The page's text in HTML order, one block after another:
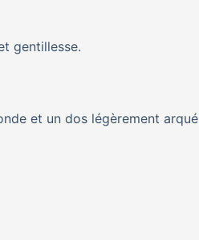
gentillesse.
et un dos légèrement